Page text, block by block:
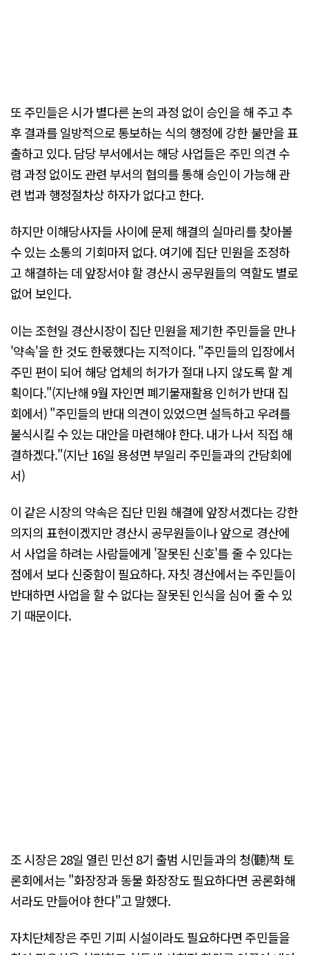
또 주민들은 시가 별다른 논의 과정 없이 승인을 해 주고 추
후 결과를 일방적으로 통보하는 식의 행정에 강한 불만을 표
출하고 있다. 담당 부서에서는 해당 사업들은 주민 의견 수
렴 과정 없이도 관련 부서의 협의를 통해 승인이 가능해 관
련 법과 행정절차상 하자가 없다고 한다.
하지만 이해당사자들 사이에 문제 해결의 실마리를 찾아볼
수 있는 소통의 기회마저 없다. 여기에 집단 민원을 조정하
고 해결하는 데 앞장서야 할 경산시 공무원들의 역할도 별로
없어 보인다.
이는 조현일 경산시장이 집단 민원을 제기한 주민들을 만나
'약속'을 한 것도 한몫했다는 지적이다. "주민들의 입장에서
주민 편이 되어 해당 업체의 허가가 절대 나지 않도록 할 계
획이다."(지난해 9월 자인면 폐기물재활용 인허가 반대 집
회에서) "주민들의 반대 의견이 있었으면 설득하고 우려를
불식시킬 수 있는 대안을 마련해야 한다. 내가 나서 직접 해
결하겠다."(지난 16일 용성면 부일리 주민들과의 간담회에
서)
이 같은 시장의 약속은 집단 민원 해결에 앞장서겠다는 강한
의지의 표현이겠지만 경산시 공무원들이나 앞으로 경산에
서 사업을 하려는 사람들에게 '잘못된 신호'를 줄 수 있다는
점에서 보다 신중함이 필요하다. 자칫 경산에서는 주민들이
반대하면 사업을 할 수 없다는 잘못된 인식을 심어 줄 수 있
기 때문이다.
조 시장은 28일 열린 민선 8기 출범 시민들과의 청(聽)책 토
론회에서는 "화장장과 동물 화장장도 필요하다면 공론화해
서라도 만들어야 한다"고 말했다.
자치단체장은 주민 기피 시설이라도 필요하다면 주민들을